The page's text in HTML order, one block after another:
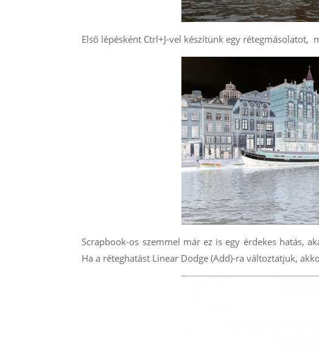
Első lépésként Ctrl+J-vel készítünk egy rétegmásolatot,
Scrapbook-os szemmel már ez is egy érdekes hatás,
Ha a réteghatást Linear Dodge (Add)-ra változtatjuk,